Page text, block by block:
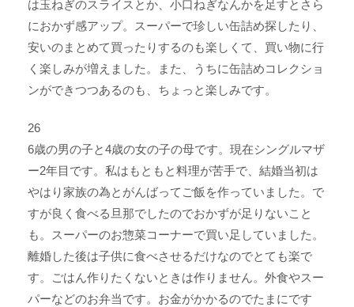
は玉ねぎのスライスとか、小口ねぎなんかを足すとさら
におかず感アップ。スーパーで珍しい缶詰め探したり、
安いのまとめて買ったりするのも楽しくて、買い物に行
く楽しみが増えました。また、うちに缶詰めコレクショ
ンができつつあるのも、ちょっと楽しみです。
26
6歳の男の子と4歳の女の子の母です。現在シングルマザ
ー2年目です。私はもともと料理が苦手で、結婚当初は
やはり家族の為とがんばってご飯を作っていました。で
すが良く食べる旦那でしたのでおかずが足りないこと
も。スーパーのお惣菜コーナーで買い足していました。
離婚した後は子供に食べさせるだけなのでとても楽で
す。ごはん作りたくないときは作りません。外食やスー
パーなどのお弁当です。お金がかかるのでたまにです